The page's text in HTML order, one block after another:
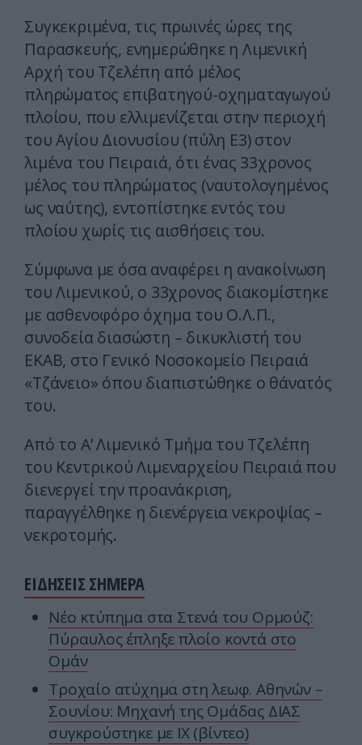
Συγκεκριμένα, τις πρωινές ώρες της
Παρασκευής, ενημερώθηκε η Λιμενική
Αρχή του Τζελέπη από μέλος
πληρώματος επιβατηγού-οχηματαγωγού
πλοίου, που ελλιμενίζεται στην περιοχή
του Αγίου Διονυσίου (πύλη Ε3) στον
λιμένα του Πειραιά, ότι ένας 33χρονος
μέλος του πληρώματος (ναυτολογημένος
ως ναύτης), εντοπίστηκε εντός του
πλοίου χωρίς τις αισθήσεις του.
Σύμφωνα με όσα αναφέρει η ανακοίνωση
του Λιμενικού, ο 33χρονος διακομίστηκε
με ασθενοφόρο όχημα του Ο.Λ.Π.,
συνοδεία διασώστη – δικυκλιστή του
ΕΚΑΒ, στο Γενικό Νοσοκομείο Πειραιά
«Τζάνειο» όπου διαπιστώθηκε ο θάνατός
του.
Από το Α’ Λιμενικό Τμήμα του Τζελέπη
του Κεντρικού Λιμεναρχείου Πειραιά που
διενεργεί την προανάκριση,
παραγγέλθηκε η διενέργεια νεκροψίας –
νεκροτομής.
ΕΙΔΗΣΕΙΣ ΣΗΜΕΡΑ
Νέο κτύπημα στα Στενά του Ορμούζ:
Πύραυλος έπληξε πλοίο κοντά στο
Ομάν
Τροχαίο ατύχημα στη λεωφ. Αθηνών –
Σουνίου: Μηχανή της Ομάδας ΔΙΑΣ
συγκρούστηκε με ΙΧ (βίντεο)